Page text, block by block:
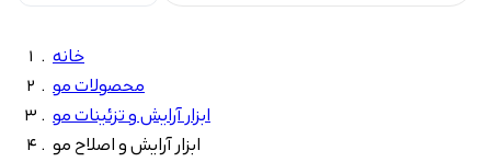
خانه
محصولات مو
ابزار آرایش و تزئینات مو
ابزار آرایش و اصلاح مو